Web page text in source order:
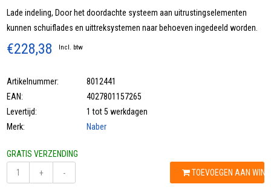
Lade indeling, Door het doordachte systeem aan uitrustingselementen
kunnen schuiflades en uittreksystemen naar behoeven ingedeeld worden.
€228,38 Incl. btw
Artikelnummer:
8012441
EAN:
4027801157265
Levertijd:
1 tot 5 werkdagen
Merk:
Naber
GRATIS VERZENDING
+
- TOEVOEGEN AAN